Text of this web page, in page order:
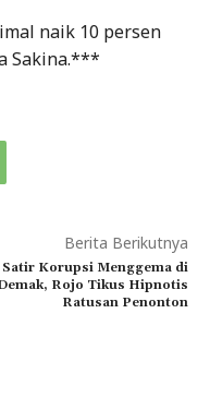
naik 10 persen
Sakina.***
Berita Berikutnya
Satir Korupsi Menggema di
Rojo Tikus Hipnotis
Ratusan Penonton